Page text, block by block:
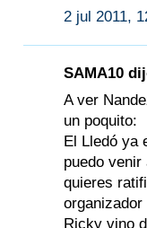
2 jul 2011,
SAMA10
A ver
un poquito:
El Lledó ya
puedo
quieres
Ricky vino